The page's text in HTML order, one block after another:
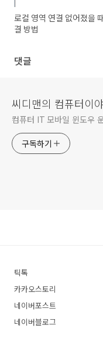
로컬 영역 연결 없어졌을
결 방법
댓글
씨디맨의 컴퓨터이
컴퓨터 IT 모바일 윈도우
구독하기
틱톡
카카오스토리
네이버포스트
네이버블로그